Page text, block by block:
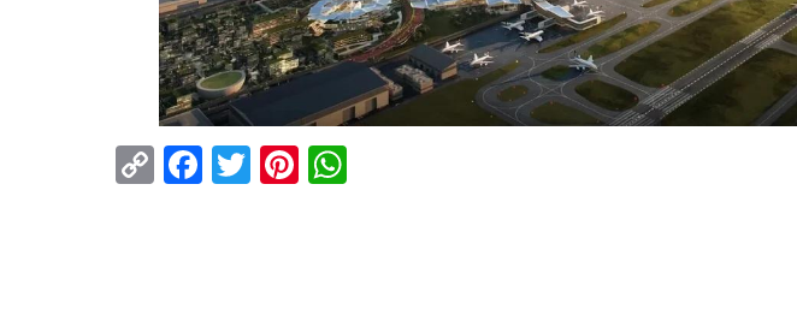
CopyFacebook
TwitterPinterest